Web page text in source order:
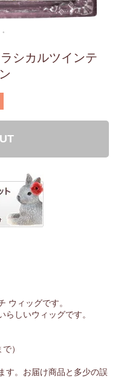
シカルツインテ
ウィッグです。
しいウィッグです。
）
す。お届け商品と多少の誤